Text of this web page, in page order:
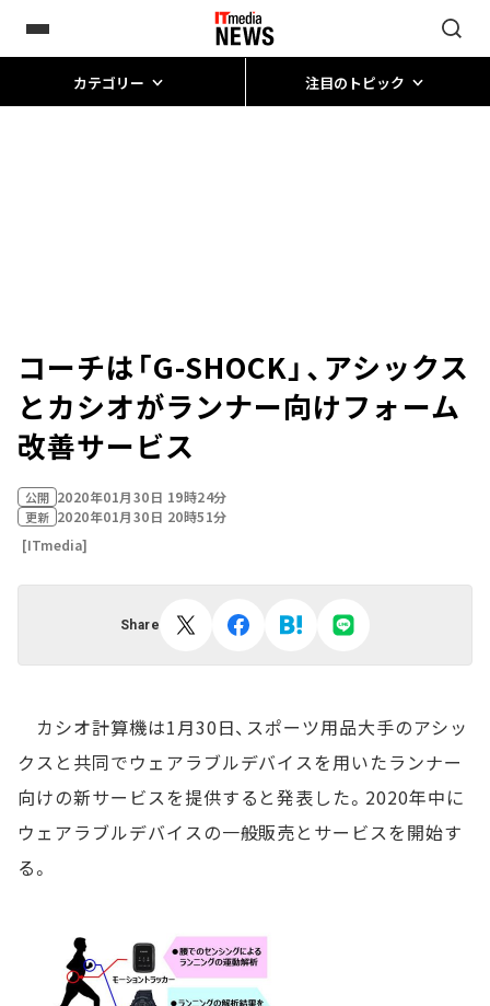
カテゴリー 注目のトピック
コーチは「G-SHOCK」、アシックス
とカシオがランナー向けフォーム
改善サービス
公開 2020年01月30日 19時24分
更新 2020年01月30日 20時51分
[ITmedia]
Share
カシオ計算機は1月30日、スポーツ用品大手のアシッ
クスと共同でウェアラブルデバイスを用いたランナー
向けの新サービスを提供すると発表した。2020年中に
ウェアラブルデバイスの一般販売とサービスを開始す
る。